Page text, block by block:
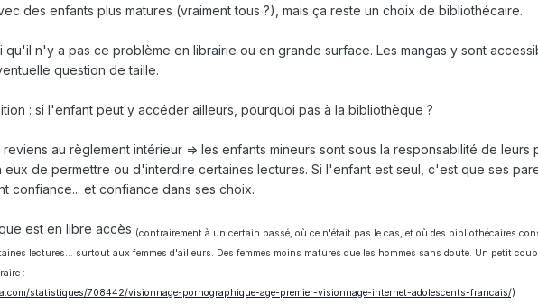
des enfants plus matures (vraiment tous ?), mais ça reste un choix de bibliothécaire.
qu'il n'y a pas ce problème en librairie ou en grande surface. Les mangas y sont
question de taille.
: si l'enfant peut y accéder ailleurs, pourquoi pas à la bibliothèque ?
au règlement intérieur => les enfants mineurs sont sous la responsabilité de leurs
eux de permettre ou d'interdire certaines lectures. Si l'enfant est seul, c'est que ses
confiance... et confiance dans ses choix.
est en libre accès (contrairement à un certain passé, où ce n'était pas le cas, et où des bibliothécaires
lectures... surtout aux femmes d'ailleurs. Des femmes moins matures que les hommes sans doute. Un petit
:
statistiques/708442/visionnage-pornographique-age-premier-visionnage-internet-adolescents-francais/)